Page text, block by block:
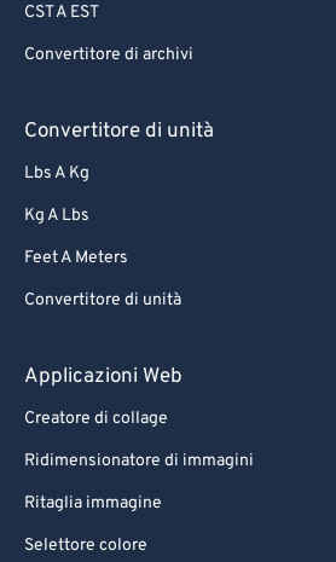
CST A EST
Convertitore di archivi
Convertitore di unità
Lbs A Kg
Kg A Lbs
Feet A Meters
Convertitore di unità
Applicazioni Web
Creatore di collage
Ridimensionatore di immagini
Ritaglia immagine
Selettore colore